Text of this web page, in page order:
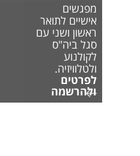
מפגשים
אישיים לתואר
ראשון ושני עם
סגל ביה"ס
לקולנוע
ולטלוויזיה.
לפרטים
ולהרשמה